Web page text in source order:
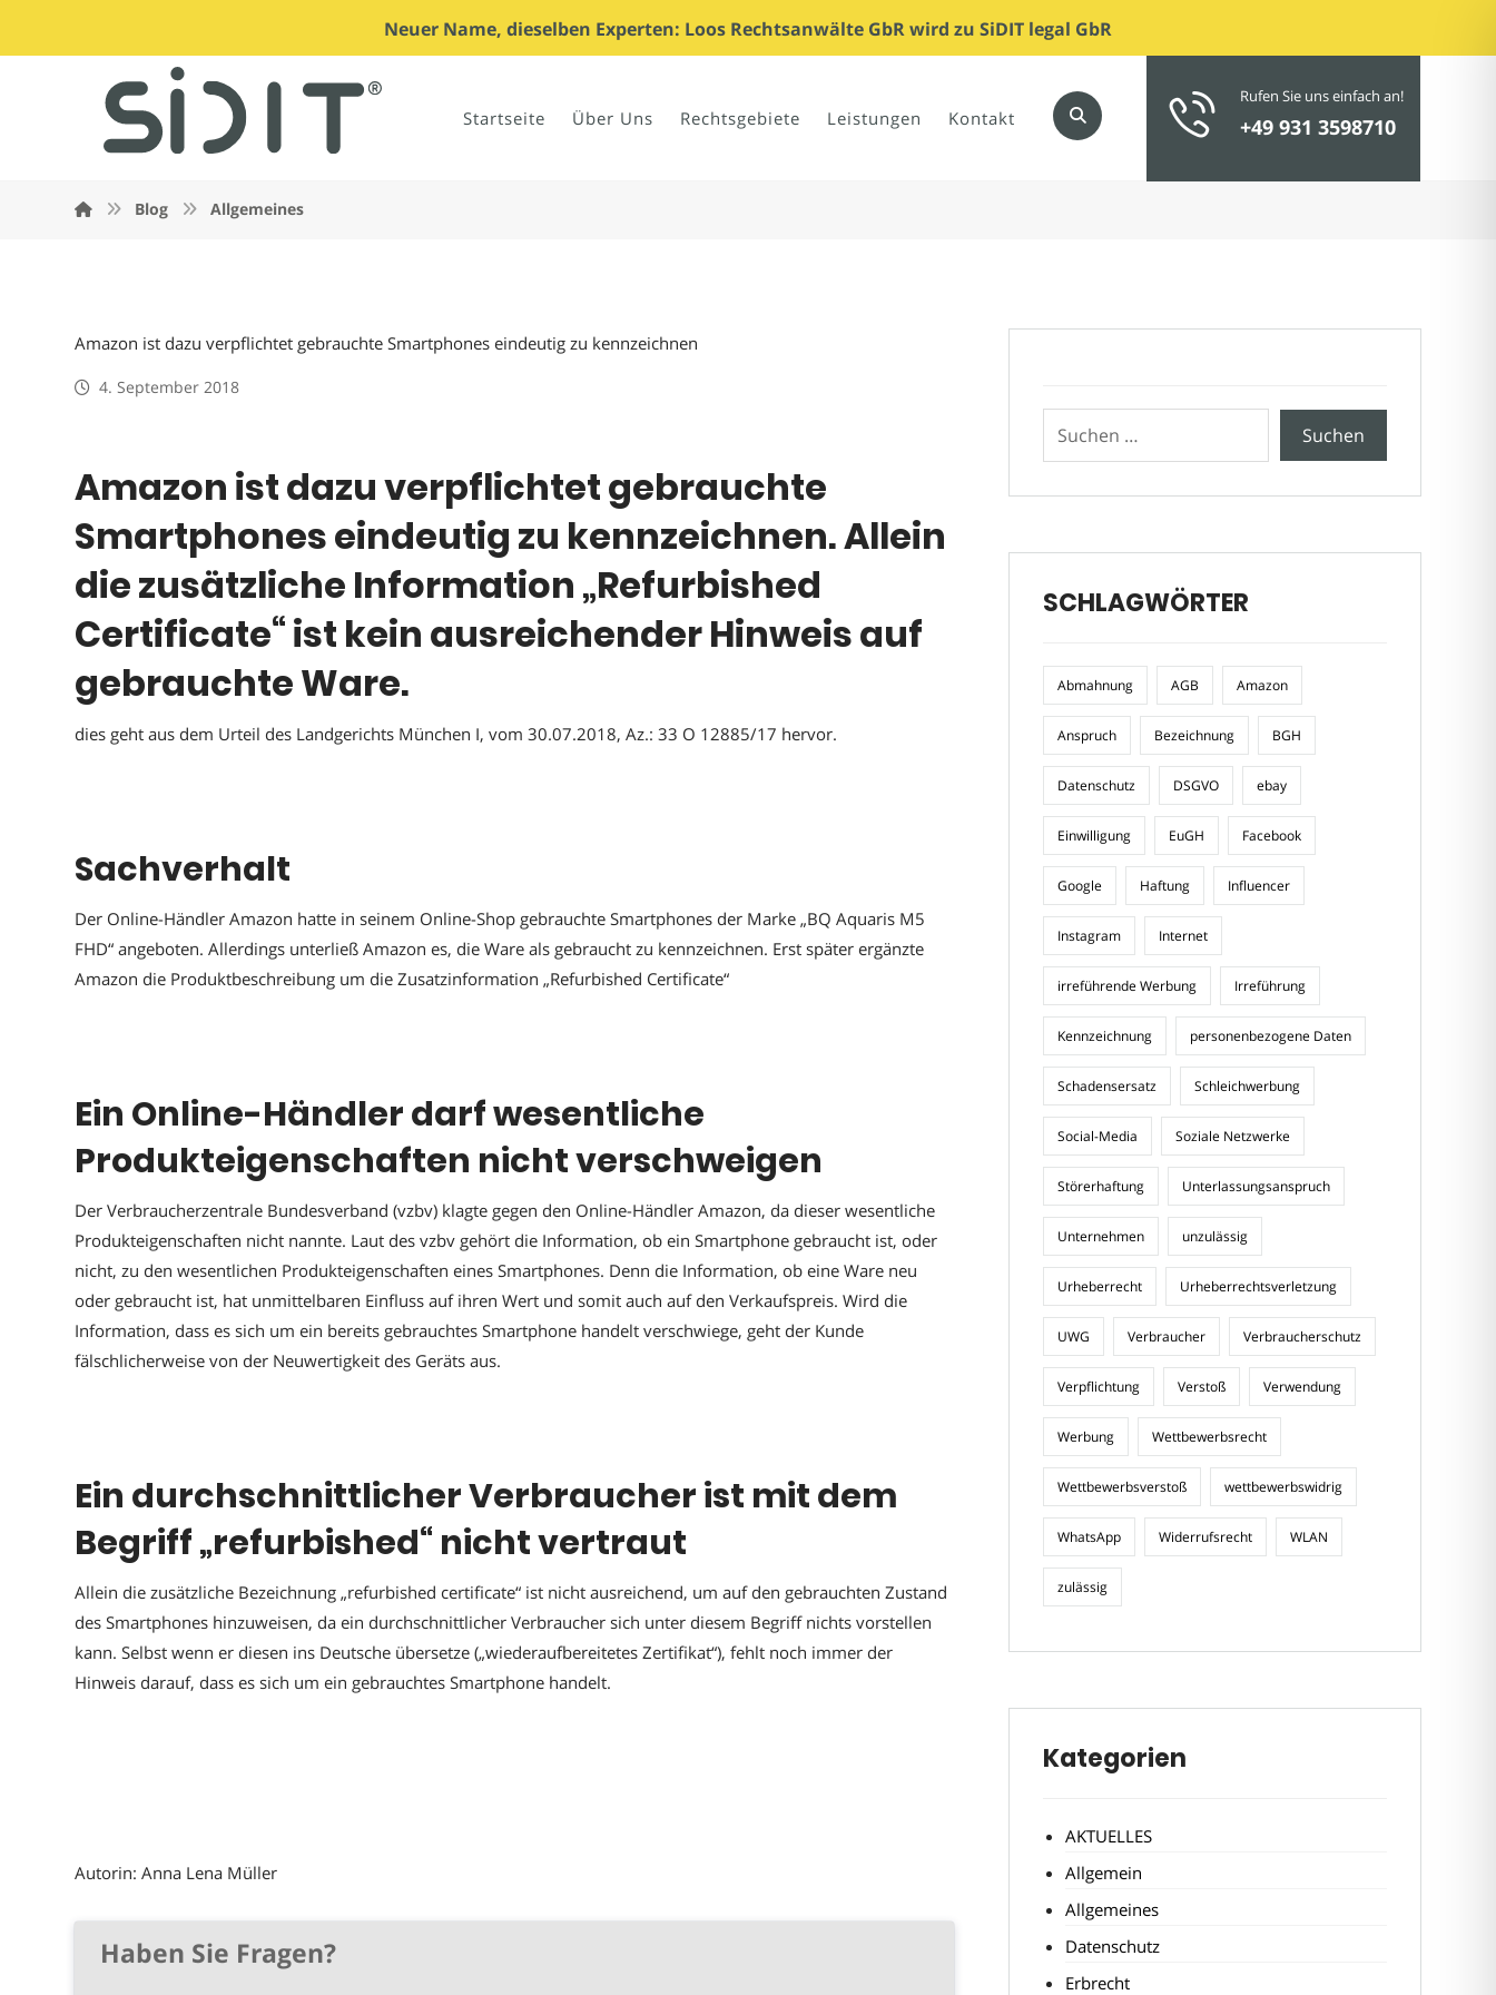
Neuer Name, dieselben Experten: Loos Rechtsanwälte GbR wird zu SiDIT legal GbR
Rufen Sie uns einfach an!
+49 931 3598710
Startseite Über Uns Rechtsgebiete Leistungen Kontakt
Blog Allgemeines
Amazon ist dazu verpflichtet gebrauchte Smartphones eindeutig zu kennzeichnen
4. September 2018
Amazon ist dazu verpflichtet gebrauchte
Smartphones eindeutig zu kennzeichnen. Allein
die zusätzliche Information „Refurbished
Certificate“ ist kein ausreichender Hinweis auf
gebrauchte Ware.
dies geht aus dem Urteil des Landgerichts München I, vom 30.07.2018, Az.: 33 O 12885/17 hervor.
Sachverhalt
Der Online-Händler Amazon hatte in seinem Online-Shop gebrauchte Smartphones der Marke „BQ Aquaris M5
FHD“ angeboten. Allerdings unterließ Amazon es, die Ware als gebraucht zu kennzeichnen. Erst später ergänzte
Amazon die Produktbeschreibung um die Zusatzinformation „Refurbished Certificate“
Ein Online-Händler darf wesentliche
Produkteigenschaften nicht verschweigen
Der Verbraucherzentrale Bundesverband (vzbv) klagte gegen den Online-Händler Amazon, da dieser wesentliche
Produkteigenschaften nicht nannte. Laut des vzbv gehört die Information, ob ein Smartphone gebraucht ist, oder
nicht, zu den wesentlichen Produkteigenschaften eines Smartphones. Denn die Information, ob eine Ware neu
oder gebraucht ist, hat unmittelbaren Einfluss auf ihren Wert und somit auch auf den Verkaufspreis. Wird die
Information, dass es sich um ein bereits gebrauchtes Smartphone handelt verschwiege, geht der Kunde
fälschlicherweise von der Neuwertigkeit des Geräts aus.
Ein durchschnittlicher Verbraucher ist mit dem
Begriff „refurbished“ nicht vertraut
Allein die zusätzliche Bezeichnung „refurbished certificate“ ist nicht ausreichend, um auf den gebrauchten Zustand
des Smartphones hinzuweisen, da ein durchschnittlicher Verbraucher sich unter diesem Begriff nichts vorstellen
kann. Selbst wenn er diesen ins Deutsche übersetze („wiederaufbereitetes Zertifikat“), fehlt noch immer der
Hinweis darauf, dass es sich um ein gebrauchtes Smartphone handelt.
Autorin: Anna Lena Müller
Haben Sie Fragen?
SCHLAGWÖRTER
Abmahnung AGB Amazon
Anspruch Bezeichnung BGH
Datenschutz DSGVO ebay
Einwilligung EuGH Facebook
Google Haftung Influencer
Instagram Internet
irreführende Werbung Irreführung
Kennzeichnung personenbezogene Daten
Schadensersatz Schleichwerbung
Social-Media Soziale Netzwerke
Störerhaftung Unterlassungsanspruch
Unternehmen unzulässig
Urheberrecht Urheberrechtsverletzung
UWG Verbraucher Verbraucherschutz
Verpflichtung Verstoß Verwendung
Werbung Wettbewerbsrecht
Wettbewerbsverstoß wettbewerbswidrig
WhatsApp Widerrufsrecht WLAN
zulässig
Kategorien
AKTUELLES
Allgemein
Allgemeines
Datenschutz
Erbrecht